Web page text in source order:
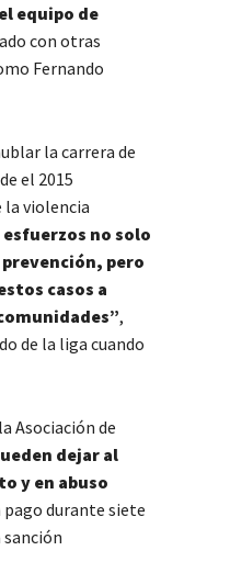
equipo de
con otras
Fernando
la carrera de
el 2015
violencia
no solo
pero
casos a
,
de la liga cuando
Asociación de
dejar al
y en abuso
pago durante siete
sanción